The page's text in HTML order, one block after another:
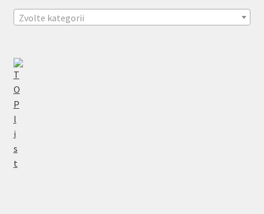
Zvolte kategorii